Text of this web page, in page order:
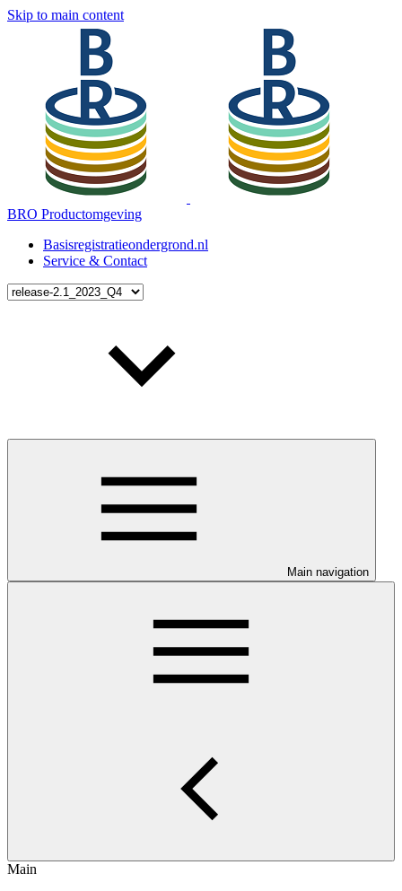
Skip to main content
BRO Productomgeving
Basisregistratieondergrond.nl
Service & Contact
Main navigation
Main